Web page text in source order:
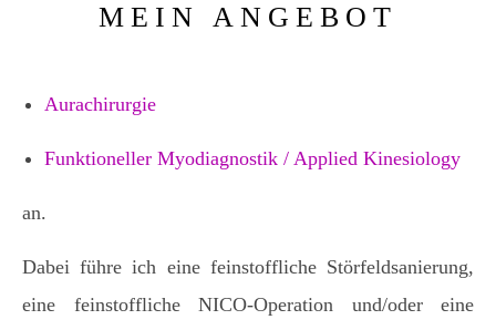
MEIN ANGEBOT
Aurachirurgie
Funktioneller Myodiagnostik / Applied Kinesiology
an.
Dabei führe ich eine feinstoffliche Störfeldsanierung,
eine feinstoffliche NICO-Operation und/oder eine